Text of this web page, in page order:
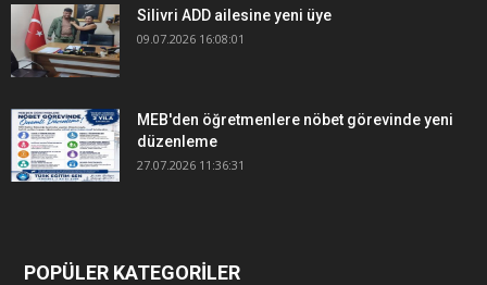
Silivri ADD ailesine yeni üye
09.07.2026 16:08:01
MEB'den öğretmenlere nöbet görevinde yeni
düzenleme
27.07.2026 11:36:31
POPÜLER KATEGORİLER